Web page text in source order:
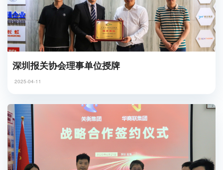
深圳报关协会理事单位授牌
2025-04-11